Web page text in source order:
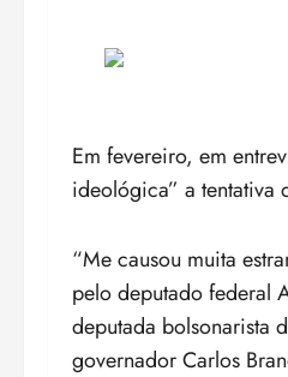
Em fevereiro, em
ideológica” a tentativa
“Me causou muita
pelo deputado federal
deputada bolsonarista
governador Carlos